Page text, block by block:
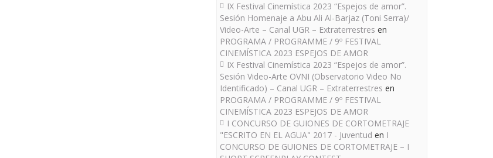
IX Festival Cinemística 2023 “Espejos de amor”.
Sesión Homenaje a Abu Ali Al-Barjaz (Toni Serra)/
Video-Arte – Canal UGR – Extraterrestres en
PROGRAMA / PROGRAMME / 9º FESTIVAL
CINEMÍSTICA 2023 ESPEJOS DE AMOR
IX Festival Cinemística 2023 “Espejos de amor”.
Sesión Video-Arte OVNI (Observatorio Video No
Identificado) – Canal UGR – Extraterrestres en
PROGRAMA / PROGRAMME / 9º FESTIVAL
CINEMÍSTICA 2023 ESPEJOS DE AMOR
I CONCURSO DE GUIONES DE CORTOMETRAJE
"ESCRITO EN EL AGUA" 2017 - Juventud en I
CONCURSO DE GUIONES DE CORTOMETRAJE – I